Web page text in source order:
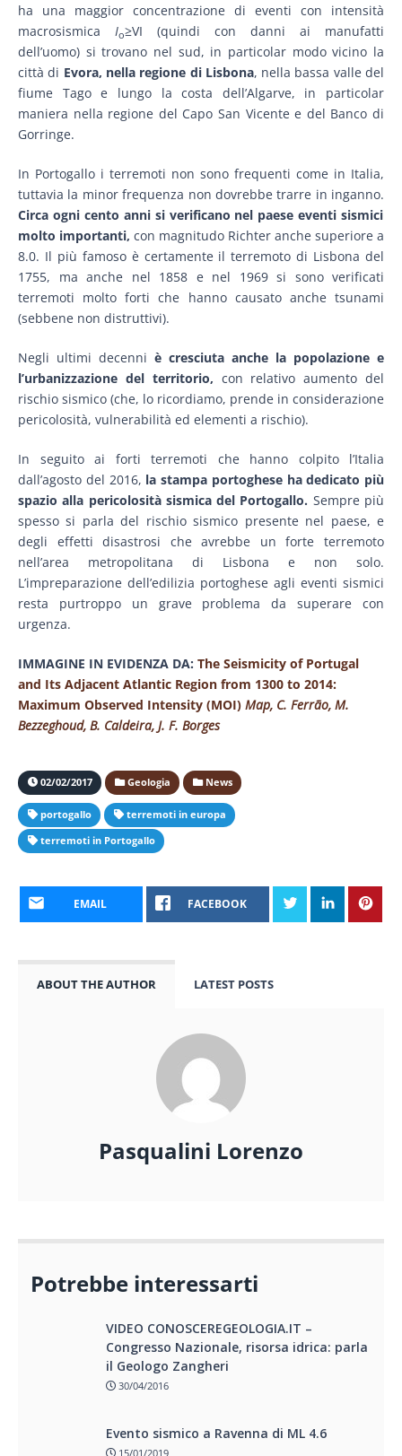
ha una maggior concentrazione di eventi con intensità
macrosismica Io≥VI (quindi con danni ai manufatti
dell’uomo) si trovano nel sud, in particolar modo vicino la
città di Evora, nella regione di Lisbona, nella bassa valle del
fiume Tago e lungo la costa dell’Algarve, in particolar
maniera nella regione del Capo San Vicente e del Banco di
Gorringe.
In Portogallo i terremoti non sono frequenti come in Italia,
tuttavia la minor frequenza non dovrebbe trarre in inganno.
Circa ogni cento anni si verificano nel paese eventi sismici
molto importanti, con magnitudo Richter anche superiore a
8.0. Il più famoso è certamente il terremoto di Lisbona del
1755, ma anche nel 1858 e nel 1969 si sono verificati
terremoti molto forti che hanno causato anche tsunami
(sebbene non distruttivi).
Negli ultimi decenni è cresciuta anche la popolazione e
l’urbanizzazione del territorio, con relativo aumento del
rischio sismico (che, lo ricordiamo, prende in considerazione
pericolosità, vulnerabilità ed elementi a rischio).
In seguito ai forti terremoti che hanno colpito l’Italia
dall’agosto del 2016, la stampa portoghese ha dedicato più
spazio alla pericolosità sismica del Portogallo. Sempre più
spesso si parla del rischio sismico presente nel paese, e
degli effetti disastrosi che avrebbe un forte terremoto
nell’area metropolitana di Lisbona e non solo.
L’impreparazione dell’edilizia portoghese agli eventi sismici
resta purtroppo un grave problema da superare con
urgenza.
IMMAGINE IN EVIDENZA DA: The Seismicity of Portugal
and Its Adjacent Atlantic Region from 1300 to 2014:
Maximum Observed Intensity (MOI) Map, C. Ferrão, M.
Bezzeghoud, B. Caldeira, J. F. Borges
02/02/2017 Geologia News
portogallo
terremoti in europa
terremoti in Portogallo
EMAIL FACEBOOK
ABOUT THE AUTHOR LATEST POSTS
Pasqualini Lorenzo
Potrebbe interessarti
VIDEO CONOSCEREGEOLOGIA.IT –
Congresso Nazionale, risorsa idrica: parla
il Geologo Zangheri
30/04/2016
Evento sismico a Ravenna di ML 4.6
15/01/2019